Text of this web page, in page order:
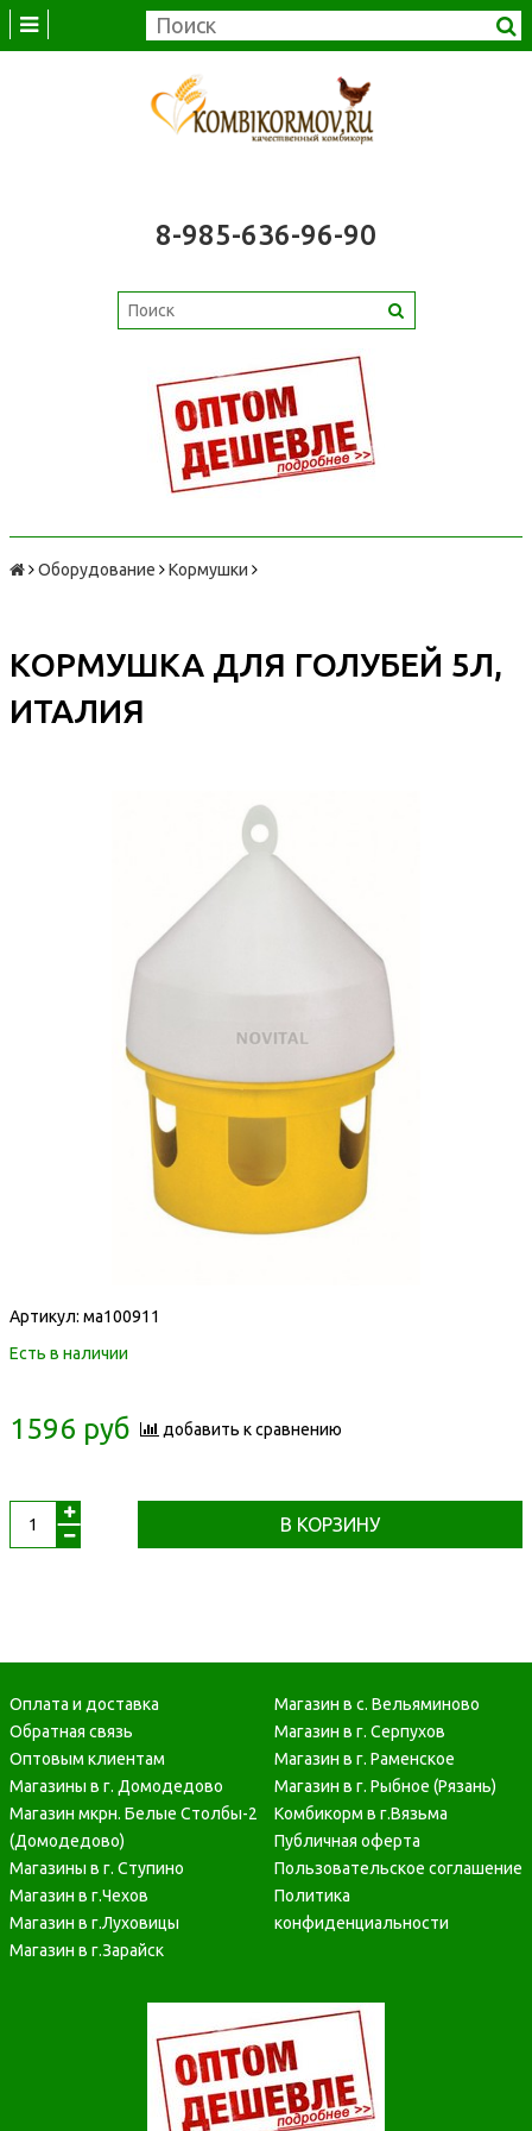
8-985-636-96-90
Оборудование Кормушки
КОРМУШКА ДЛЯ ГОЛУБЕЙ 5Л,
ИТАЛИЯ
Артикул: ма100911
Есть в наличии
1596 руб добавить к сравнению
В КОРЗИНУ
Оплата и доставка
Обратная связь
Оптовым клиентам
Магазины в г. Домодедово
Магазин мкрн. Белые Столбы-2
(Домодедово)
Магазины в г. Ступино
Магазин в г.Чехов
Магазин в г.Луховицы
Магазин в г.Зарайск
Магазин в с. Вельяминово
Магазин в г. Серпухов
Магазин в г. Раменское
Магазин в г. Рыбное (Рязань)
Комбикорм в г.Вязьма
Публичная оферта
Пользовательское соглашение
Политика
конфиденциальности